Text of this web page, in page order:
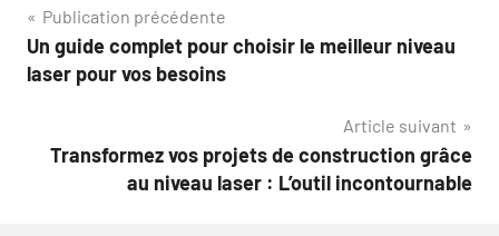
Navigation
de
Publication précédente
Un guide complet pour choisir le meilleur niveau
laser pour vos besoins
Article suivant
Transformez vos projets de construction grâce
au niveau laser : L’outil incontournable